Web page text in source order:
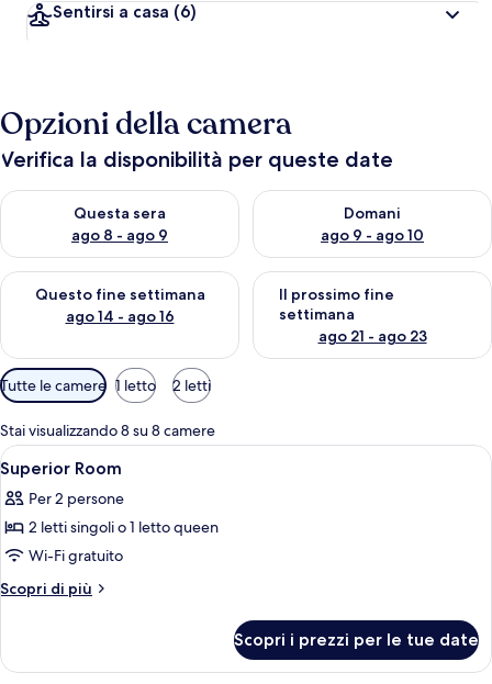
Sentirsi a casa (6)
Opzioni della camera
Verifica la disponibilità per queste date
Questa sera
ago 8 - ago 9
Verifica la disponibilità per questa sera, ago 8 - ago 9
Domani
ago 9 - ago 10
Verifica la disponibilità per
Questo fine settimana
ago 14 - ago 16
Verifica la disponibilità per questo fine settimana, ago 14 -
Il prossimo fine
settimana
ago 21 - ago 23
Verifica la disponibilità per il
Filtri
disponibili
per
le
camere
Tutte le camere 1 letto 2 letti
Stai visualizzando 8 su 8 camere
Apri
tutte
le
foto
per
Superior
Biancheria da letto di alta qualità,
3
Superior Room
Per 2 persone
2 letti singoli o 1 letto queen
Wi-Fi gratuito
Scopri di più
Altri
Room
Scopri i prezzi per le tue date